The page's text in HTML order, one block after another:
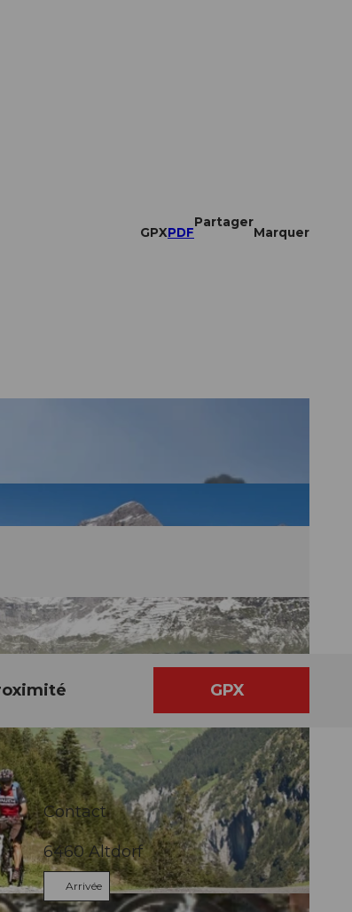
GPXPDF
Partager
Marquer
GPX
Contact
6460Altdorf
Arrivée